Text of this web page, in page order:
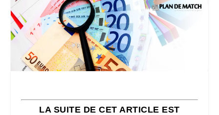
LA SUITE DE CET ARTICLE EST